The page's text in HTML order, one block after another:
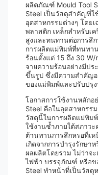
ผลิตภัณฑ์ Mould Tool
Steel เป็นวัสดุสำคัญที่ใ
อุตสาหกรรมต่างๆ โดย
พลาสติก เหล็กสำหรับเ
สูงและทนทานต่อการสึก
การผลิตแม่พิมพ์ที่ทนทา
ร้อนตั้งแต่ 15 ถึง 30 W/
จายความร้อนอย่างมีปร
ขึ้นรูป ซึ่งมีความสำคัญ
ของแม่พิมพ์และปรับปรุ
โอกาสการใช้งานหลักอ
Steel คือในอุตสาหกรร
วัสดุนี้ในการผลิตแม่พิม
ใช้งานซ้ำภายใต้สภาว
ต้านทานการสึกหรอที่เ
เกิดจากการบำรุงรักษา
ผลผลิตโดยรวม ไม่ว่าจ
ไฟฟ้า บรรจุภัณฑ์ หรือข
Steel ทำหน้าที่เป็นวัสดุ